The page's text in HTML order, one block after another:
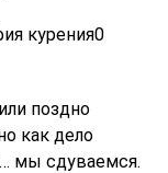
курения0
поздно
как дело
мы сдуваемся.